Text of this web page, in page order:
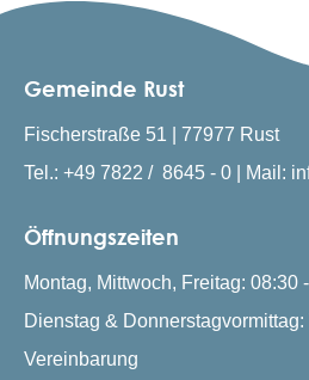
Gemeinde Rust
Fischerstraße 51 | 77977 Rust
Tel.: +49 7822 / 8645 - 0 | Mail:
Öffnungszeiten
Montag, Mittwoch, Freitag: 08:30
Dienstag &
Vereinbarung